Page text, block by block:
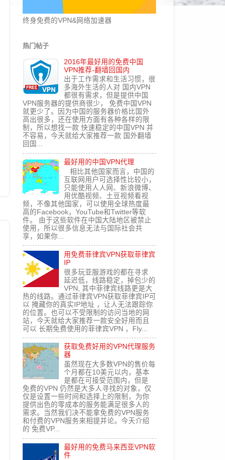
终身免费的VPN&网络加速器
热门帖子
2016年最好用的免费中国
VPN推荐-翻墙回国内
出于工作需求和生活习惯，很
多海外生活的人对 国内VPN
都很有需求，但是提供中国
VPN服务器的提供商很少， 免费中国VPN
就更少了。因为中国的服务器价格比国外
高出很多，还在使用方面有各种各样的限
制，所以想找一款 快速稳定的中国VPN 并
不容易，今天就给大家推荐一款 国外翻墙
回国...
最好用的中国VPN代理
相比其他国家而言，中国的
互联网用户可选择性比较小，
只能使用人人网、新浪微博、
用优酷视频、土豆视频看视
频，不像其他国家，可以使用全球热度最
高的Facebook，YouTube和Twitter等软
件。 由于这些软件在中国大陆地区被禁止
使用，所以很多信息无法与国际社会共
享，如果你...
用免费菲律宾VPN获取菲律宾
IP
很多玩亚服游戏的都在寻求
延迟低，线路稳定，掉包少的
VPN, 其中菲律宾线路更是大
热的线路。通过菲律宾VPN获取菲律宾IP可
以 掩藏你的真实IP地址 ，让人无法跟踪你
的位置。也可以不受限制的访问当地的网
站，今天就给大家推荐一款安全好用而且
可以 长期免费使用的菲律宾VPN ，Fly...
获取免费好用的VPN代理服务
器
虽然现在大多数VPN的售价每
个月都在10美元以内，基本
是都在可接受范围内，但是
免费的VPN 仍然是大多人寻找的对象，仅
仅是设置一些时间和选择上的限制，为你
提供出色的零成本的服务能满足很多人的
需求。当然我们决不能拿免费的VPN服务
和付费的VPN服务来相提并论。今天介绍
的 免费VP...
最好用的免费马来西亚VPN软
件